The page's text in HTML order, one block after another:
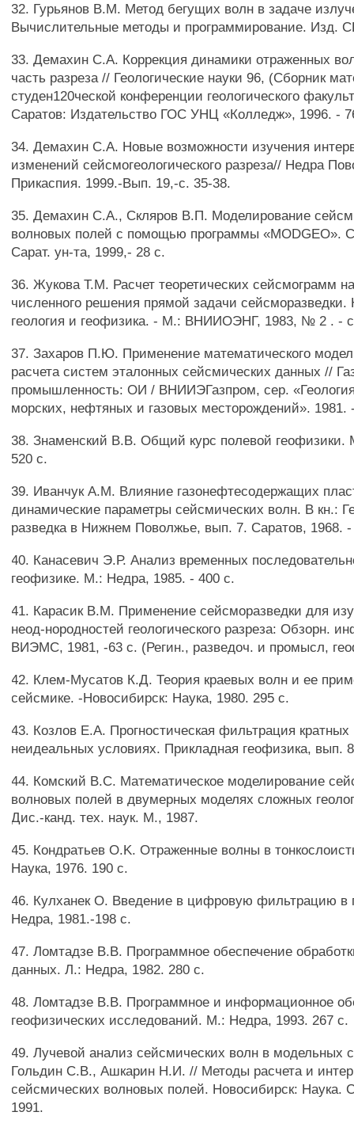
32. Гурьянов В.М. Метод бегущих волн в задаче
Вычислительные методы и программирование. Изд.
33. Демахин С.А. Коррекция динамики отраженных
часть разреза // Геологические науки 96, (Сборник
студен120ческой конференции геологического
Саратов: Издательство ГОС УНЦ «Колледж», 1996. -
34. Демахин С.А. Новые возможности изучения
изменений сейсмогеологического разреза// Недра
Прикаспия. 1999.-Вып. 19,-с. 35-38.
35. Демахин С.А., Скляров В.П. Моделирование
волновых полей с помощью программы «MODGEO».
Сарат. ун-та, 1999,- 28 с.
36. Жукова Т.М. Расчет теоретических сейсмограмм
численного решения прямой задачи сейсморазведки.
геология и геофизика. - М.: ВНИИОЭНГ, 1983, № 2 . -
37. Захаров П.Ю. Применение математического
расчета систем эталонных сейсмических данных //
промышленность: ОИ / ВНИИЭГазпром, сер.
морских, нефтяных и газовых месторождений».
38. Знаменский В.В. Общий курс полевой геофизики.
520 с.
39. Иванчук A.M. Влияние газонефтесодержащих
динамические параметры сейсмических волн. В кн.:
разведка в Нижнем Поволжье, вып. 7. Саратов, 1968.
40. Канасевич Э.Р. Анализ временных
геофизике. М.: Недра, 1985. - 400 с.
41. Карасик В.М. Применение сейсморазведки для
неод-нородностей геологического разреза: Обзорн.
ВИЭМС, 1981, -63 с. (Регин., разведоч. и промысл,
42. Клем-Мусатов К.Д. Теория краевых волн и ее
сейсмике. -Новосибирск: Наука, 1980. 295 с.
43. Козлов Е.А. Прогностическая фильтрация кратных
неидеальных условиях. Прикладная геофизика, вып.
44. Комский B.C. Математическое моделирование
волновых полей в двумерных моделях сложных
Дис.-канд. тех. наук. М., 1987.
45. Кондратьев O.K. Отраженные волны в
Наука, 1976. 190 с.
46. Кулханек О. Введение в цифровую фильтрацию в
Недра, 1981.-198 с.
47. Ломтадзе В.В. Программное обеспечение
данных. Л.: Недра, 1982. 280 с.
48. Ломтадзе В.В. Программное и информационное
геофизических исследований. М.: Недра, 1993. 267 с.
49. Лучевой анализ сейсмических волн в модельных
Гольдин C.B., Ашкарин Н.И. // Методы расчета и
сейсмических волновых полей. Новосибирск: Наука.
1991.